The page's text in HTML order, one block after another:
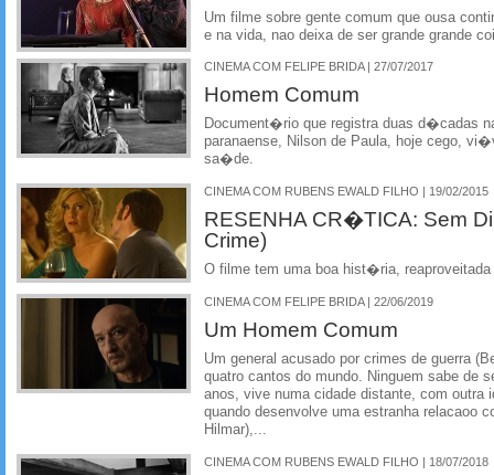
Um filme sobre gente comum que ousa
e na vida, nao deixa de ser grande grande
CINEMA COM FELIPE BRIDA | 27/07/2017
Homem Comum
Document�rio que registra duas d�cadas
paranaense, Nilson de Paula, hoje cego,
sa�de.
CINEMA COM RUBENS EWALD FILHO | 19/02/2015
RESENHA CR�TICA: Sem
Crime)
O filme tem uma boa hist�ria,
CINEMA COM FELIPE BRIDA | 22/06/2019
Um Homem Comum
Um general acusado por crimes de guerra
quatro cantos do mundo. Ninguem sabe de
anos, vive numa cidade distante, com outra
quando desenvolve uma estranha relacaoo
Hilmar),...
CINEMA COM RUBENS EWALD FILHO | 18/07/2018